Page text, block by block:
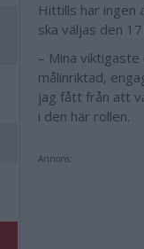
Hittills har ingen
ska väljas den
– Mina
målinriktad,
jag fått från att
i den här rollen.
Annons: